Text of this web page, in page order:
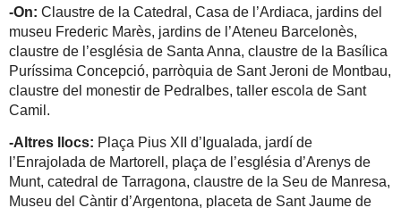
-On: Claustre de la Catedral, Casa de l’Ardiaca, jardins del
museu Frederic Marès, jardins de l’Ateneu Barcelonès,
claustre de l’església de Santa Anna, claustre de la Basílica
Puríssima Concepció, parròquia de Sant Jeroni de Montbau,
claustre del monestir de Pedralbes, taller escola de Sant
Camil.
-Altres llocs: Plaça Pius XII d’Igualada, jardí de
l’Enrajolada de Martorell, plaça de l’església d’Arenys de
Munt, catedral de Tarragona, claustre de la Seu de Manresa,
Museu del Càntir d’Argentona, placeta de Sant Jaume de